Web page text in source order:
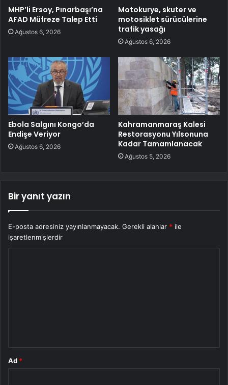
MHP’li Ersoy, Pınarbaşı’na
AFAD Müfreze Talep Etti
Ağustos 6, 2026
Motokurye, skuter ve
motosiklet sürücülerine
trafik yasağı
Ağustos 6, 2026
Ebola Salgını Kongo’da
Endişe Veriyor
Ağustos 6, 2026
Kahramanmaraş Kalesi
Restorasyonu Yılsonuna
Kadar Tamamlanacak
Ağustos 5, 2026
Bir yanıt yazın
E-posta adresiniz yayınlanmayacak. Gerekli alanlar * ile
işaretlenmişlerdir
Ad *